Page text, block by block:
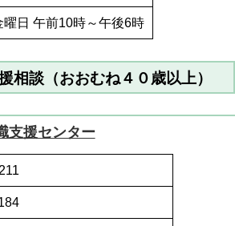
曜日 午前10時～午後6時
相談（おおむね４０歳以上）
支援センター